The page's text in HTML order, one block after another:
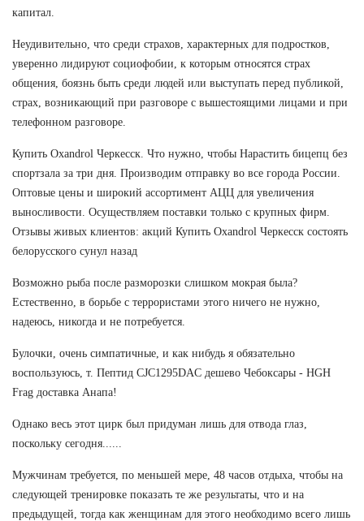
капитал.
Неудивительно, что среди страхов, характерных для подростков,
уверенно лидируют социофобии, к которым относятся страх
общения, боязнь быть среди людей или выступать перед публикой,
страх, возникающий при разговоре с вышестоящими лицами и при
телефонном разговоре.
Купить Oxandrol Черкесск. Что нужно, чтобы Нарастить бицепц без
спортзала за три дня. Производим отправку во все города России.
Оптовые цены и широкий ассортимент АЦЦ для увеличения
выносливости. Осуществляем поставки только с крупных фирм.
Отзывы живых клиентов: акций Купить Oxandrol Черкесск состоять
белорусского сунул назад
Возможно рыба после разморозки слишком мокрая была?
Естественно, в борьбе с террористами этого ничего не нужно,
надеюсь, никогда и не потребуется.
Булочки, очень симпатичные, и как нибудь я обязательно
воспользуюсь, т. Пептид CJC1295DAC дешево Чебоксары - HGH
Frag доставка Анапа!
Однако весь этот цирк был придуман лишь для отвода глаз,
поскольку сегодня......
Мужчинам требуется, по меньшей мере, 48 часов отдыха, чтобы на
следующей тренировке показать те же результаты, что и на
предыдущей, тогда как женщинам для этого необходимо всего лишь